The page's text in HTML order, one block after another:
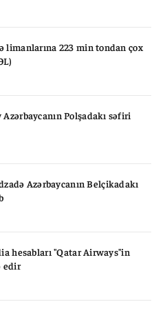
limanlarına 223 min tondan çox
Polşadakı səfiri
Azərbaycanın Belçikadakı
hesabları "Qatar Airways"in
edir